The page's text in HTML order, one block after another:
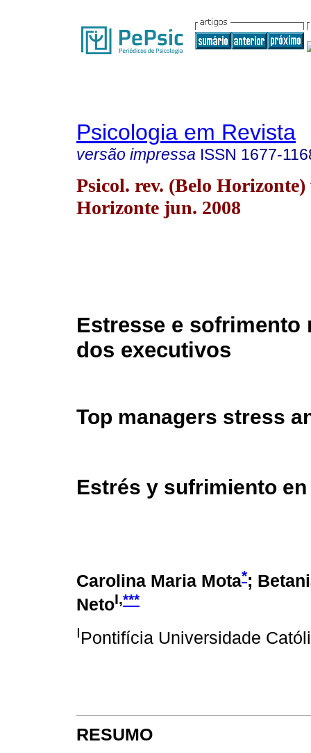
Psicologia em Revista
versão impressa ISSN 1677-
Psicol. rev. (Belo Horizonte)
Horizonte jun. 2008
Estresse e sofrimento
dos executivos
Top managers stress
Estrés y sufrimiento
Carolina Maria Mota*;
NetoI,***
IPontifícia Universidade
RESUMO